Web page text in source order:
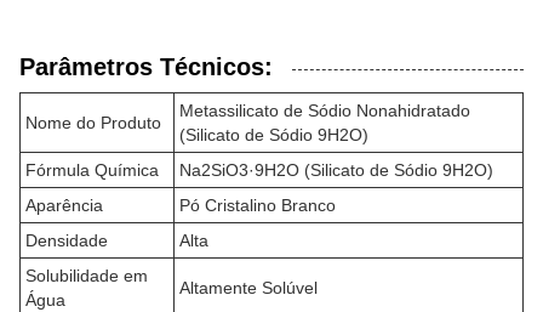
Parâmetros Técnicos:
Nome do Produto
Metassilicato de Sódio Nonahidratado
(Silicato de Sódio 9H2O)
Fórmula Química
Na2SiO3·9H2O (Silicato de Sódio 9H2O)
Aparência
Pó Cristalino Branco
Densidade
Alta
Solubilidade em
Água
Altamente Solúvel